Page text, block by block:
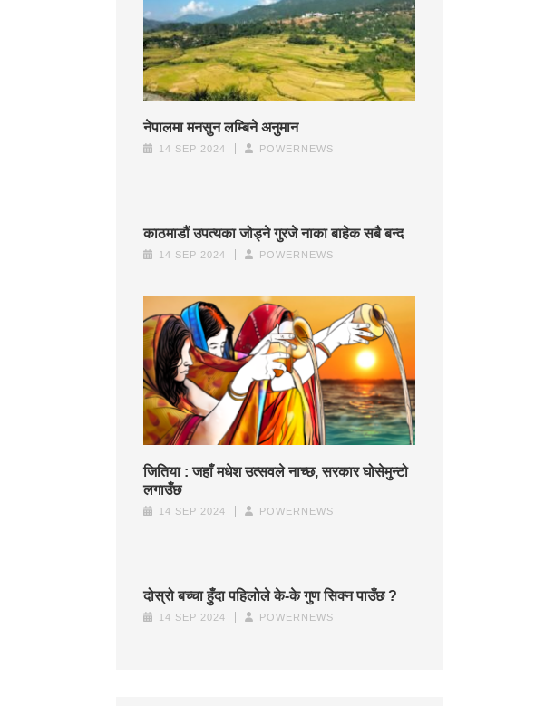
नेपालमा मनसुन लम्बिने अनुमान
14 SEP 2024 POWERNEWS
काठमाडौं उपत्यका जोड्ने गुरजे नाका बाहेक सबै बन्द
14 SEP 2024 POWERNEWS
जितिया : जहाँ मधेश उत्सवले नाच्छ, सरकार घोसेमुन्टो
लगाउँछ
14 SEP 2024 POWERNEWS
दोस्रो बच्चा हुँदा पहिलोले के-के गुण सिक्न पाउँछ ?
14 SEP 2024 POWERNEWS